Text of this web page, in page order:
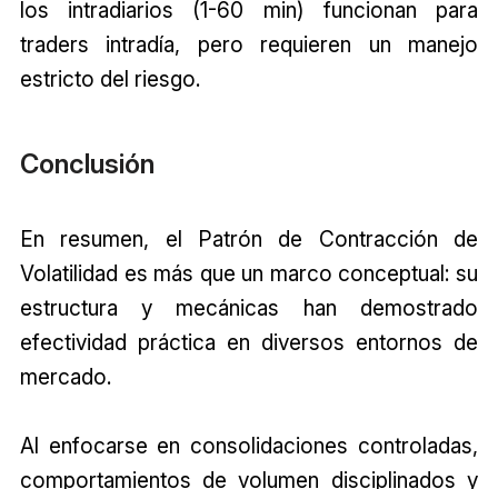
los intradiarios (1-60 min) funcionan para
traders intradía, pero requieren un manejo
estricto del riesgo.
Conclusión
En resumen, el Patrón de Contracción de
Volatilidad es más que un marco conceptual: su
estructura y mecánicas han demostrado
efectividad práctica en diversos entornos de
mercado.
Al enfocarse en consolidaciones controladas,
comportamientos de volumen disciplinados y